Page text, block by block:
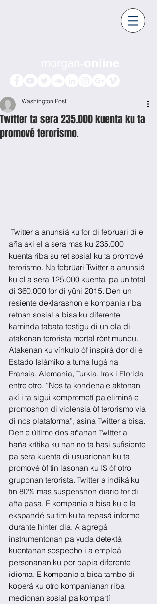
Twitter ta sera 235.000 kuenta ku ta
promové terorismo.
Washington Post
aña aki el a sera mas ku 235.000
kuenta riba su ret sosial ku ta promové
terorismo. Na febrüari Twitter a anunsiá
ku el a sera 125.000 kuenta, pa un total
di 360.000 for di yüni 2015. Den un
resiente deklarashon e kompania riba
retnan sosial a bisa ku diferente
kaminda tabata testigu di un ola di
atakenan terorista mortal rònt mundu.
Atakenan ku vínkulo òf inspirá dor di e
Estado Islámiko a tuma lugá na
Fransia, Alemania, Turkia, Irak i Florida
entre otro. “Nos ta kondena e aktonan
akí i ta sigui komprometí pa eliminá e
promoshon di violensia òf terorismo via
di nos plataforma”, asina Twitter a bisa.
Den e último dos añanan Twitter a
haña krítika ku nan no ta hasi sufisiente
pa sera kuenta di usuarionan ku ta
promové òf tin lasonan ku IS òf otro
gruponan terorista. Twitter a indiká ku
tin 80% mas suspenshon diario for di
aña pasa. E kompania a bisa ku e la
ekspandé su tim ku ta repasá informe
durante hinter dia. A agregá
instrumentonan pa yuda detektá
kuentanan sospecho i a empleá
personanan ku por papia diferente
idioma. E kompania a bisa tambe di
koperá ku otro kompanianan riba
medionan sosial pa kompartí